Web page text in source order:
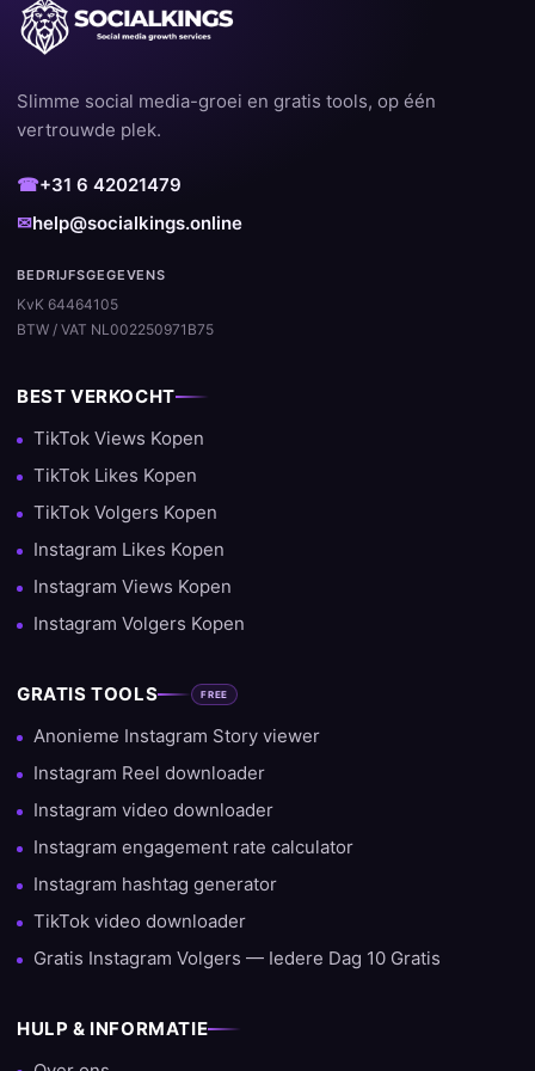
Slimme social media-groei en gratis tools, op één
vertrouwde plek.
☎+31 6 42021479
✉help@socialkings.online
BEDRIJFSGEGEVENS
KvK 64464105
BTW / VAT NL002250971B75
BEST VERKOCHT
TikTok Views Kopen
TikTok Likes Kopen
TikTok Volgers Kopen
Instagram Likes Kopen
Instagram Views Kopen
Instagram Volgers Kopen
GRATIS TOOLS FREE
Anonieme Instagram Story viewer
Instagram Reel downloader
Instagram video downloader
Instagram engagement rate calculator
Instagram hashtag generator
TikTok video downloader
Gratis Instagram Volgers — Iedere Dag 10 Gratis
HULP & INFORMATIE